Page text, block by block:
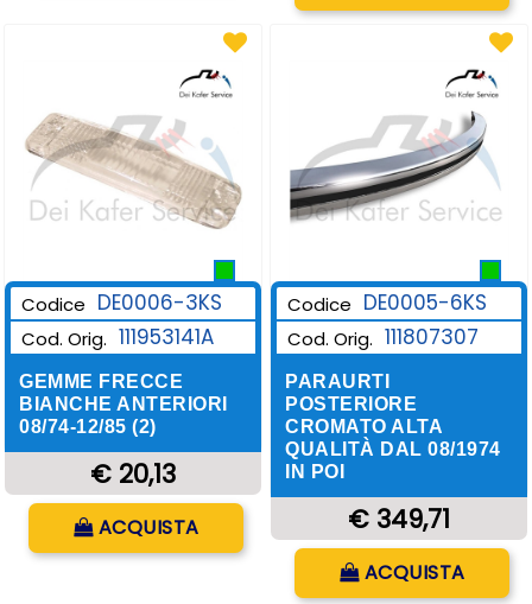
Codice DE0006-3KS
Cod. Orig. 111953141A
GEMME FRECCE
BIANCHE ANTERIORI
08/74-12/85 (2)
€ 20,13
ACQUISTA
Codice DE0005-6KS
Cod. Orig. 111807307
PARAURTI
POSTERIORE
CROMATO ALTA
QUALITÀ DAL 08/1974
IN POI
€ 349,71
ACQUISTA